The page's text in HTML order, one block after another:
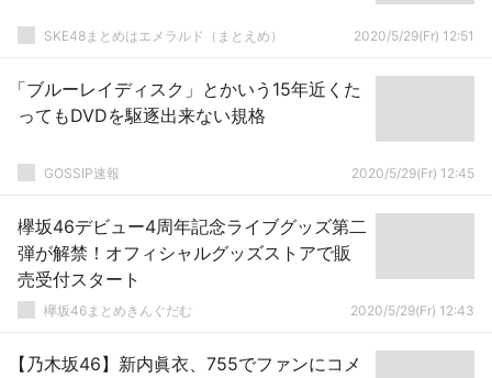
SKE48まとめはエメラルド（まとえめ） 2020/5/29(Fr) 12:51
「ブルーレイディスク」とかいう15年近くた
ってもDVDを駆逐出来ない規格
GOSSIP速報 2020/5/29(Fr) 12:45
欅坂46デビュー4周年記念ライブグッズ第二
弾が解禁！オフィシャルグッズストアで販
売受付スタート
欅坂46まとめきんぐだむ 2020/5/29(Fr) 12:43
【乃木坂46】新内眞衣、755でファンにコメ